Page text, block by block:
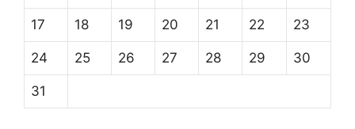
17 18 19 20 21 22 23
24 25 26 27 28 29 30
31